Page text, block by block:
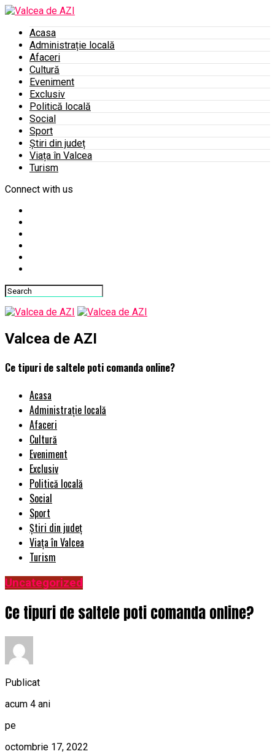
Acasa
Administrație locală
Afaceri
Cultură
Eveniment
Exclusiv
Politică locală
Social
Sport
Știri din județ
Viața în Valcea
Turism
Connect with us
Valcea de AZI
Ce tipuri de saltele poti comanda online?
Acasa
Administrație locală
Afaceri
Cultură
Eveniment
Exclusiv
Politică locală
Social
Sport
Știri din județ
Viața în Valcea
Turism
Uncategorized
Ce tipuri de saltele poti comanda online?
Publicat
acum 4 ani
pe
octombrie 17, 2022